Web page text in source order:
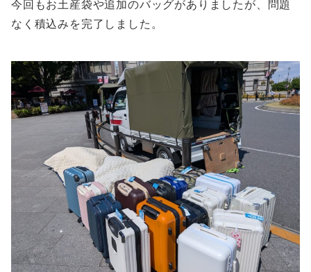
今回もお土産袋や追加のバッグがありましたが、問題
なく積込みを完了しました。